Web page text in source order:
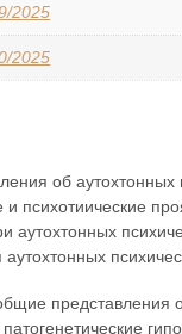
2025
2025
об аутохтонных
и психотиические
аутохтонных
представления